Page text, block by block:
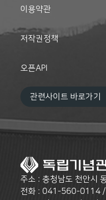
이용약관
저작권정책
오픈API
주소 : 충청남도 천안시
전화 : 041-560-0114